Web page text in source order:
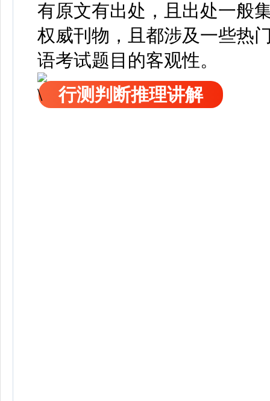
有原文有出处，且出处一般
权威刊物，且都涉及一些热
语考试题目的客观性。
行测判断推理讲解